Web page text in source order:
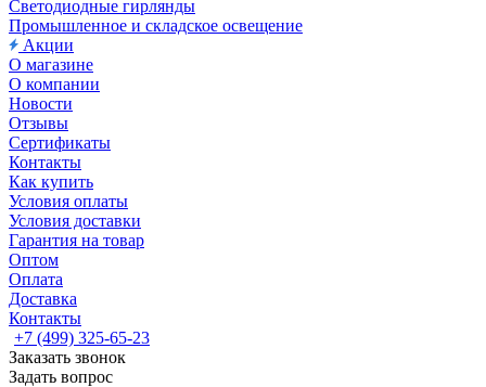
Светодиодные гирлянды
Промышленное и складское освещение
Акции
О магазине
О компании
Новости
Отзывы
Сертификаты
Контакты
Как купить
Условия оплаты
Условия доставки
Гарантия на товар
Оптом
Оплата
Доставка
Контакты
+7 (499) 325-65-23
Заказать звонок
Задать вопрос